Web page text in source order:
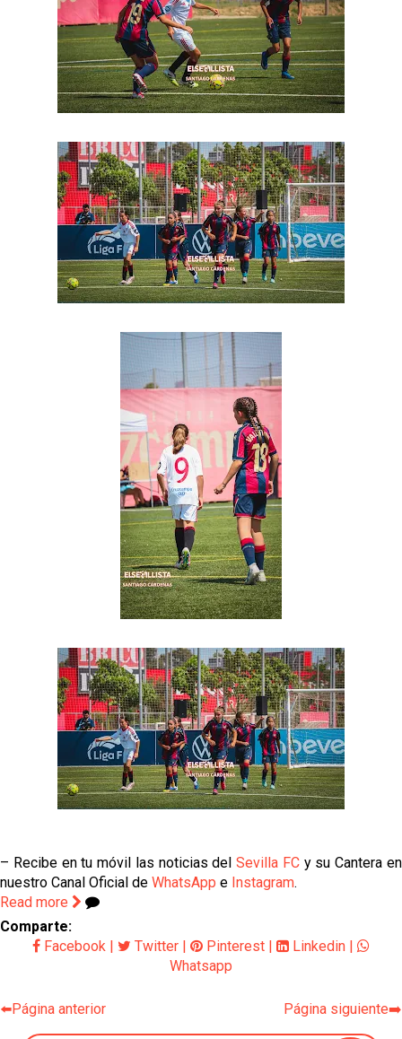
– Recibe en tu móvil las noticias delSevilla FCy su Cantera en
nuestro Canal Oficial de WhatsApp e Instagram.
Read more
Comparte:
Facebook
Twitter Pinterest Linkedin
Whatsapp
⬅️Página anterior Página siguiente➡️